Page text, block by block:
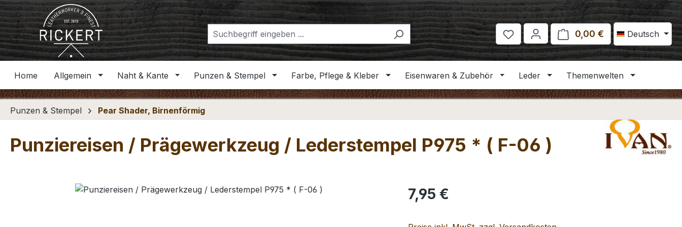
Hauptinhalt springen
Zur Suche springen
Zur Hauptnavigation springen
Deutsch
0,00 € Warenkorb
Home Allgemein Naht & Kante Punzen & Stempel Farbe, Pflege & Kleber Eisenwaren & Zubehör Leder Themenwelten
Punzen & Stempel Pear Shader, Birnenförmig
Punziereisen / Prägewerkzeug / Lederstempel P975 * ( F-06 )
Bildergalerie überspringen Regulärer Preis:
7,95 €